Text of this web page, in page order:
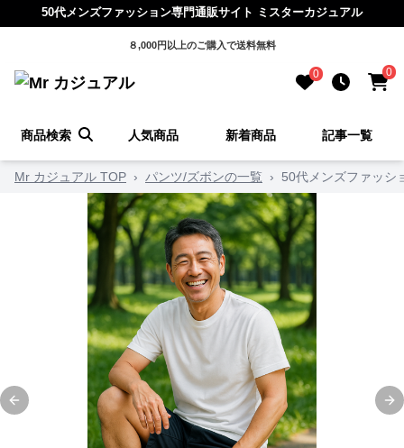
50代メンズファッション専門通販サイト ミスターカジュアル
８,000円以上のご購入で送料無料
0 0
商品検索 人気商品 新着商品 記事一覧
Mr カジュアル TOP › パンツ/ズボンの一覧 › 50代メンズファッシ
Previous slide